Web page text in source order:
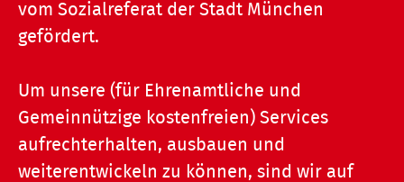
vom Sozialreferat der Stadt München
gefördert.
Um unsere (für Ehrenamtliche und
Gemeinnützige kostenfreien) Services
aufrechterhalten, ausbauen und
weiterentwickeln zu können, sind wir auf